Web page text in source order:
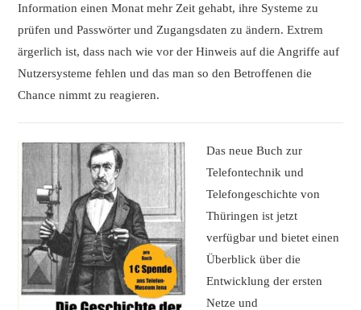
Information einen Monat mehr Zeit gehabt, ihre Systeme zu
prüfen und Passwörter und Zugangsdaten zu ändern. Extrem
ärgerlich ist, dass nach wie vor der Hinweis auf die Angriffe auf
Nutzersysteme fehlen und das man so den Betroffenen die
Chance nimmt zu reagieren.
Das neue Buch zur
Telefontechnik und
Telefongeschichte von
Thüringen ist jetzt
verfügbar und bietet einen
Überblick über die
Entwicklung der ersten
Netze und